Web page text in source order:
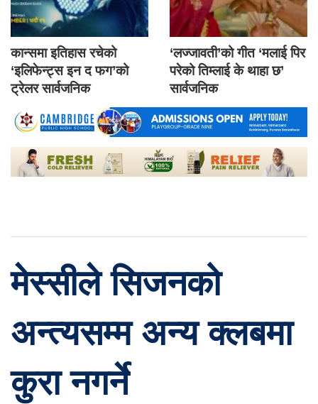
कान्समा इतिहास रचेको
‘इलिफेन्ट्स इन द फग’को
ट्रेलर सार्वजनिक
‘लज्जावती’को गीत ‘मलाई पिर
परेको तिम्लाई के थाहा छ’
सार्वजनिक
मेस्सीले सिजनको
अन्त्यसम्म अन्य क्लबमा
कुरा नगर्ने